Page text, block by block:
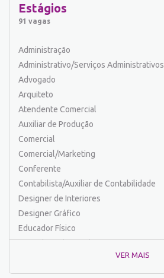
Auxiliar de Serviços
Barman
Cabeleireiro
Caixa Bancário/Operador de Caixa
Carpinteiro
Carregador/Ajudante Carga e Descarga
Comercial
Comercial/Marketing
Comprador
Contabilista/Auxiliar de Contabilidade
Costureira/Costureiro Industrial
Cozinha/ Pizzaiolo
Cozinheiro
Cuidador de Crianças e Idosos
Desenvolvedor de Sistema
Estágios
91 vagas
Administração
Administrativo/Serviços Administrativos
Advogado
Arquiteto
Atendente Comercial
Auxiliar de Produção
Comercial
Comercial/Marketing
Conferente
Contabilista/Auxiliar de Contabilidade
Designer de Interiores
Designer Gráfico
Educador Físico
Engenharia (Outras)
Engenharia de Produção
VER MAIS